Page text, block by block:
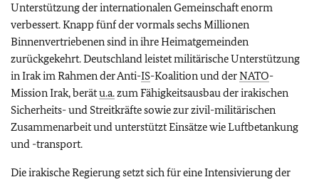
Unterstützung der internationalen Gemeinschaft enorm
verbessert. Knapp fünf der vormals sechs Millionen
Binnenvertriebenen sind in ihre Heimatgemeinden
zurückgekehrt. Deutschland leistet militärische Unterstützung
in Irak im Rahmen der Anti-IS-Koalition und derNATO-
Mission Irak, berätu.a.zum Fähigkeitsausbau der irakischen
Sicherheits- und Streitkräfte sowie zur zivil-militärischen
Zusammenarbeit und unterstützt Einsätze wie Luftbetankung
und -transport.
Die irakische Regierung setzt sich für eine Intensivierung der